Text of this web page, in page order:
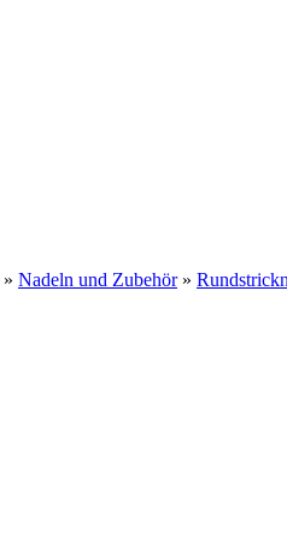
» Nadeln und Zubehör»